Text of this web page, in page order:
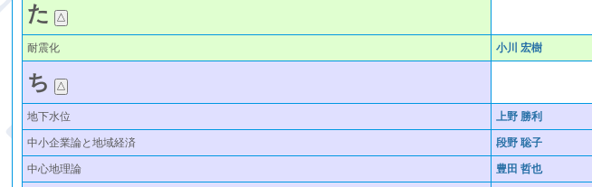
た
耐震化 小川 宏樹
ち
地下水位 上野 勝利
中小企業論と地域経済 段野 聡子
中心地理論 豊田 哲也